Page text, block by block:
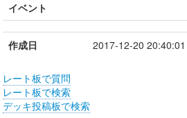
イベント
作成日 2017-12-20 20:40:01
レート板で質問
レート板で検索
デッキ投稿板で検索